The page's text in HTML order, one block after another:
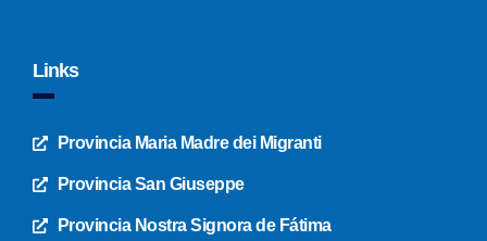
Links
Provincia Maria Madre dei Migranti
Provincia San Giuseppe
Provincia Nostra Signora de Fátima